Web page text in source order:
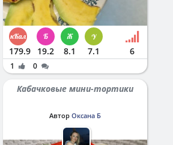
179.9 19.2 8.1 7.1 6
1 0
Кабачковые мини-тортики
Автор Оксана Б